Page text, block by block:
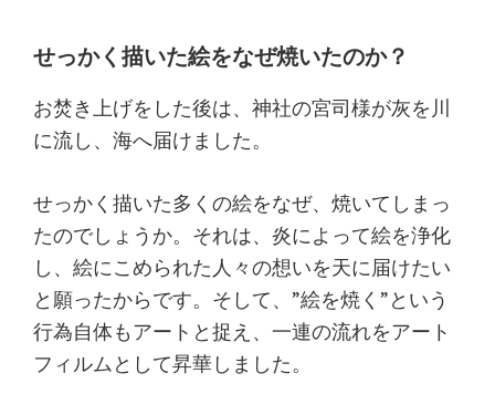
せっかく描いた絵をなぜ焼いたのか？
お焚き上げをした後は、神社の宮司様が灰を川
に流し、海へ届けました。
せっかく描いた多くの絵をなぜ、焼いてしまっ
たのでしょうか。それは、炎によって絵を浄化
し、絵にこめられた人々の想いを天に届けたい
と願ったからです。そして、”絵を焼く”という
行為自体もアートと捉え、一連の流れをアート
フィルムとして昇華しました。